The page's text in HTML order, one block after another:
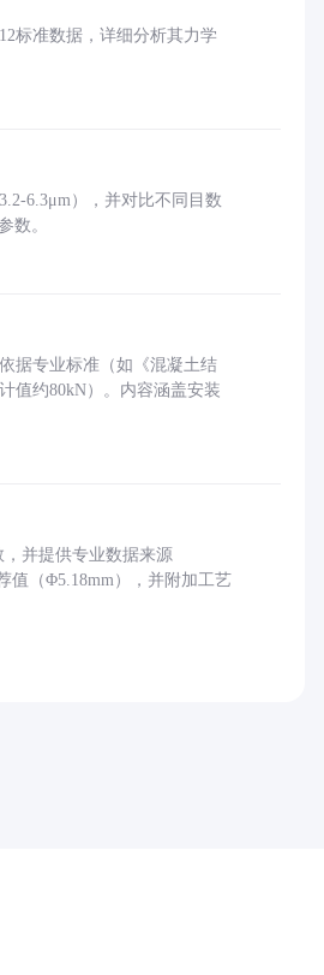
标准数据，详细分析其力学
6.3μm），并对比不同目数
数。
据专业标准（如《混凝土结
值约80kN）。内容涵盖安装
并提供专业数据来源
值（Φ5.18mm），并附加工艺